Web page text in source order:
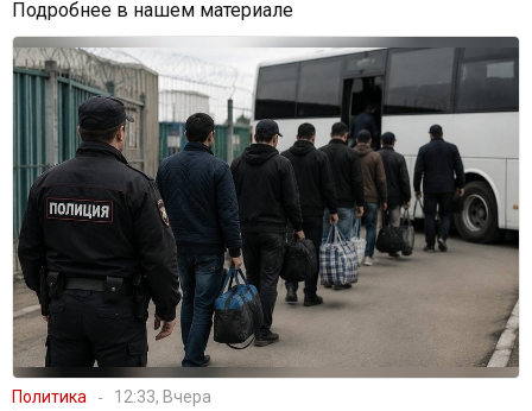
Подробнее в нашем материале
Политика 12:33, Вчера